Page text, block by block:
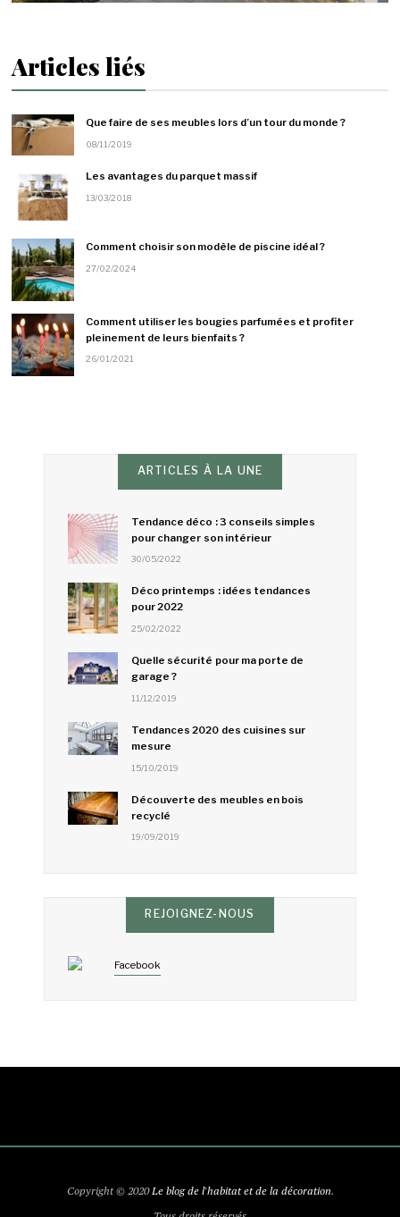
Articles liés
Que faire de ses meubles lors d’un tour du monde ?
08/11/2019
Les avantages du parquet massif
13/03/2018
Comment choisir son modèle de piscine idéal ?
27/02/2024
Comment utiliser les bougies parfumées et profiter
pleinement de leurs bienfaits ?
26/01/2021
ARTICLES À LA UNE
Tendance déco : 3 conseils simples
pour changer son intérieur
30/05/2022
Déco printemps : idées tendances
pour 2022
25/02/2022
Quelle sécurité pour ma porte de
garage ?
11/12/2019
Tendances 2020 des cuisines sur
mesure
15/10/2019
Découverte des meubles en bois
recyclé
19/09/2019
REJOIGNEZ-NOUS
Facebook
Copyright © 2020Le blog de l'habitat et de la décoration.